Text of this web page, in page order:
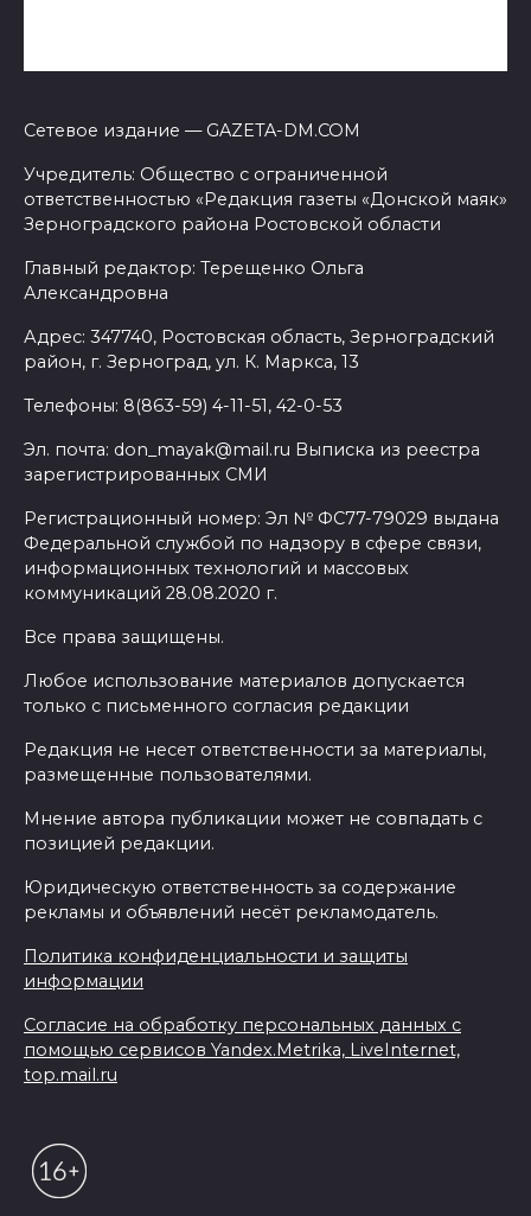
Сетевое издание — GAZETA-DM.COM
Учредитель: Общество с ограниченной
ответственностью «Редакция газеты «Донской маяк»
Зерноградского района Ростовской области
Главный редактор: Терещенко Ольга
Александровна
Адрес: 347740, Ростовская область, Зерноградский
район, г. Зерноград, ул. К. Маркса, 13
Телефоны: 8(863-59) 4-11-51, 42-0-53
Эл. почта: don_mayak@mail.ru Выписка из реестра
зарегистрированных СМИ
Регистрационный номер: Эл № ФС77-79029 выдана
Федеральной службой по надзору в сфере связи,
информационных технологий и массовых
коммуникаций 28.08.2020 г.
Все права защищены.
Любое использование материалов допускается
только с письменного согласия редакции
Редакция не несет ответственности за материалы,
размещенные пользователями.
Мнение автора публикации может не совпадать с
позицией редакции.
Юридическую ответственность за содержание
рекламы и объявлений несёт рекламодатель.
Политика конфиденциальности и защиты
информации
Согласие на обработку персональных данных с
помощью сервисов Yandex.Metrika, LiveInternet,
top.mail.ru